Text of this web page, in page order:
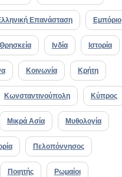
Επανάσταση Εμπόριο
Θρησκεία Ινδία Ιστορία
Κοινωνία Κρήτη
Κωνσταντινούπολη Κύπρος
Μικρά Ασία Μυθολογία
Πελοπόννησος
Ποιητής Ρωμαίοι